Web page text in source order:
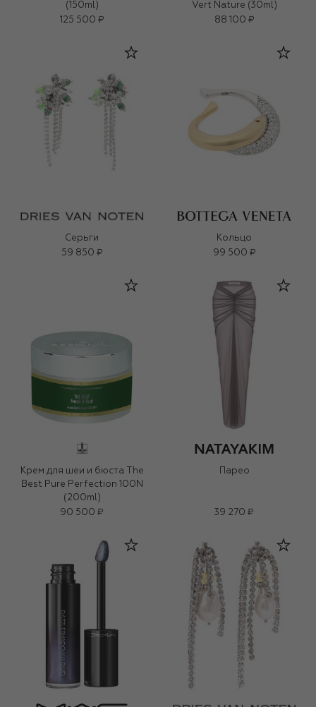
(150ml)
125 500 ₽
Vert Nature (30ml)
88 100 ₽
Серьги
59 850 ₽
Кольцо
99 500 ₽
Крем для шеи и бюста The
Best Pure Perfection 100N
(200ml)
90 500 ₽
Парео
39 270 ₽